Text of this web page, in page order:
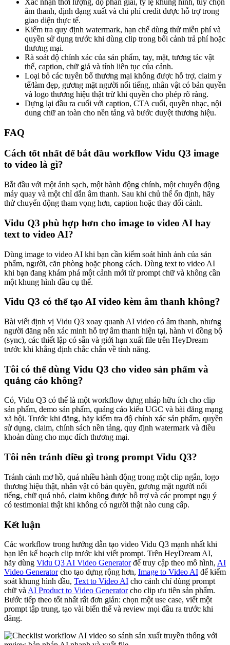
Xác nhận thời lượng, độ phân giải, tỷ lệ khung hình, tùy chọn
âm thanh, định dạng xuất và chi phí credit được hỗ trợ trong
giao diện thực tế.
Kiểm tra quy định watermark, hạn chế dùng thử miễn phí và
quyền sử dụng trước khi dùng clip trong bối cảnh trả phí hoặc
thương mại.
Rà soát độ chính xác của sản phẩm, tay, mặt, tương tác vật
thể, caption, chữ giả và tính liên tục của cảnh.
Loại bỏ các tuyên bố thương mại không được hỗ trợ, claim y
tế/làm đẹp, gương mặt người nổi tiếng, nhân vật có bản quyền
và logo thương hiệu thật trừ khi quyền cho phép rõ ràng.
Dựng lại đầu ra cuối với caption, CTA cuối, quyền nhạc, nội
dung chữ an toàn cho nền tảng và bước duyệt thương hiệu.
FAQ
Cách tốt nhất để bắt đầu workflow Vidu Q3 image
to video là gì?
Bắt đầu với một ảnh sạch, một hành động chính, một chuyển động
máy quay và một chỉ dẫn âm thanh. Sau khi chủ thể ổn định, hãy
thử chuyển động tham vọng hơn, caption hoặc thay đổi cảnh.
Vidu Q3 phù hợp hơn cho image to video AI hay
text to video AI?
Dùng image to video AI khi bạn cần kiểm soát hình ảnh của sản
phẩm, người, căn phòng hoặc phong cách. Dùng text to video AI
khi bạn đang khám phá một cảnh mới từ prompt chữ và không cần
một khung hình đầu cụ thể.
Vidu Q3 có thể tạo AI video kèm âm thanh không?
Bài viết định vị Vidu Q3 xoay quanh AI video có âm thanh, nhưng
người đăng nên xác minh hỗ trợ âm thanh hiện tại, hành vi đồng bộ
(sync), các thiết lập có sẵn và giới hạn xuất file trên HeyDream
trước khi khẳng định chắc chắn về tính năng.
Tôi có thể dùng Vidu Q3 cho video sản phẩm và
quảng cáo không?
Có, Vidu Q3 có thể là một workflow dựng nháp hữu ích cho clip
sản phẩm, demo sản phẩm, quảng cáo kiểu UGC và bài đăng mạng
xã hội. Trước khi đăng, hãy kiểm tra độ chính xác sản phẩm, quyền
sử dụng, claim, chính sách nền tảng, quy định watermark và điều
khoản dùng cho mục đích thương mại.
Tôi nên tránh điều gì trong prompt Vidu Q3?
Tránh cảnh mơ hồ, quá nhiều hành động trong một clip ngắn, logo
thương hiệu thật, nhân vật có bản quyền, gương mặt người nổi
tiếng, chữ quá nhỏ, claim không được hỗ trợ và các prompt ngụ ý
có testimonial thật khi không có người thật nào cung cấp.
Kết luận
Các workflow trong hướng dẫn tạo video Vidu Q3 mạnh nhất khi
bạn lên kế hoạch clip trước khi viết prompt. Trên HeyDream AI,
hãy dùng Vidu Q3 AI Video Generatorđể truy cập theo mô hình, AI
Video Generatorcho tạo dựng rộng hơn, Image to Video AI để kiểm
soát khung hình đầu, Text to Video AI cho cảnh chỉ dùng prompt
chữ và AI Product to Video Generatorcho clip ưu tiên sản phẩm.
Bước tiếp theo tốt nhất rất đơn giản: chọn một use case, viết một
prompt tập trung, tạo vài biến thể và review mọi đầu ra trước khi
đăng.